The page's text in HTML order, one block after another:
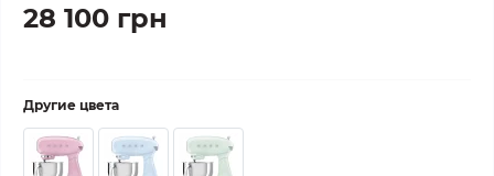
28 100 грн
Другие цвета